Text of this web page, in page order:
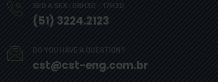
SEG A SEX : 08H30 - 17H30
(51) 3224.2123
DO YOU HAVE A QUESTION?
cst@cst-eng.com.br